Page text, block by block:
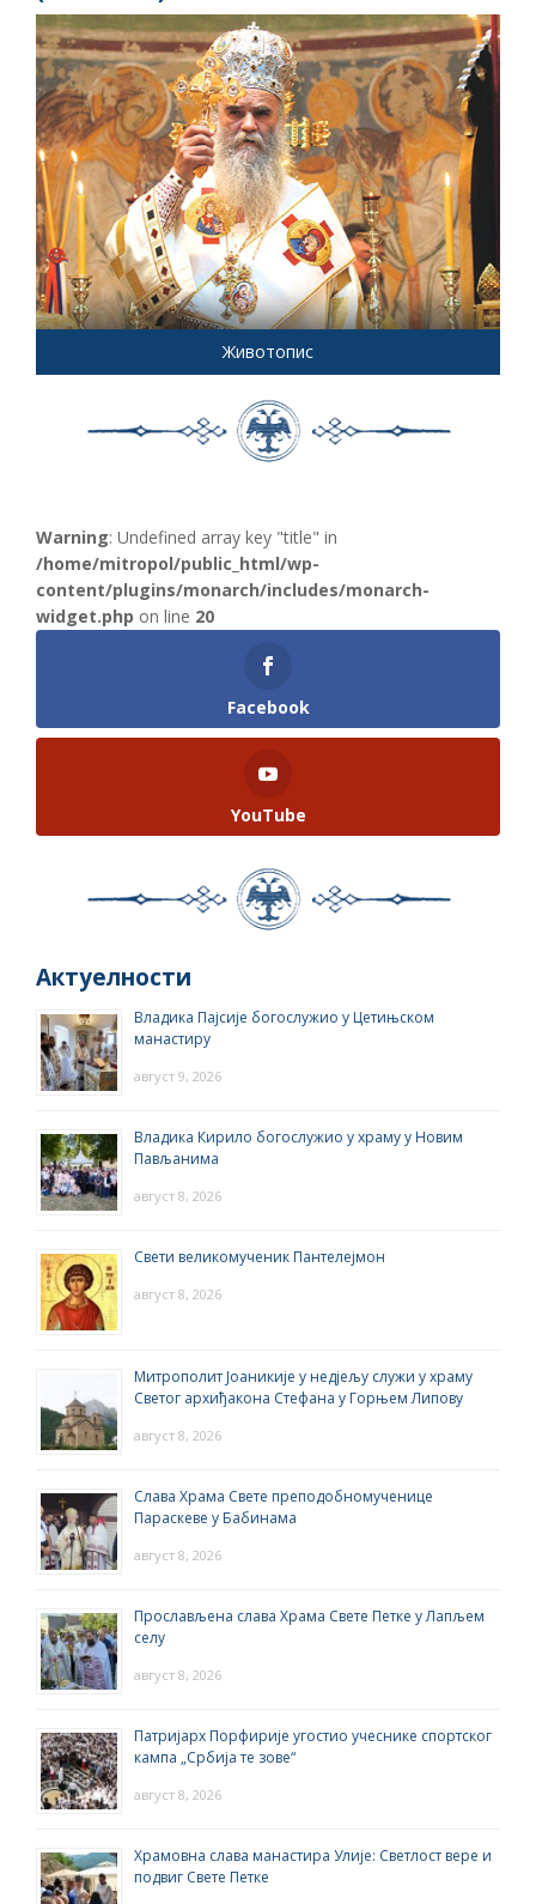
Животопис
Warning: Undefined array key "title" in
/home/mitropol/public_html/wp-
content/plugins/monarch/includes/monarch-
widget.php on line 20
Facebook
YouTube
Актуелности
Владика Пајсије богослужио у Цетињском
манастиру
август 9, 2026
Владика Кирило богослужио у храму у Новим
Пављанима
август 8, 2026
Свети великомученик Пантелејмон
август 8, 2026
Митрополит Јоаникије у недјељу служи у храму
Светог архиђакона Стефана у Горњем Липову
август 8, 2026
Слава Храма Свете преподобномученице
Параскеве у Бабинама
август 8, 2026
Прослављена слава Храма Свете Петке у Лапљем
селу
август 8, 2026
Патријарх Порфирије угостио учеснике спортског
кампа „Србија те зове“
август 8, 2026
Храмовна слава манастира Улије: Светлост вере и
подвиг Свете Петке